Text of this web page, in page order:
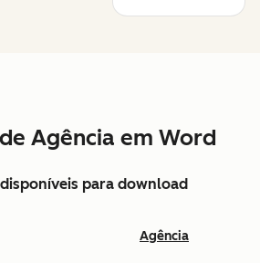
Agência em Word
para download
Agência